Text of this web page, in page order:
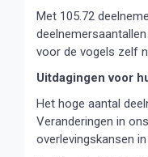
Met 105.72
voor de vogels zelf
Uitdagingen voor
Het hoge aantal
Veranderingen in
overlevingskansen